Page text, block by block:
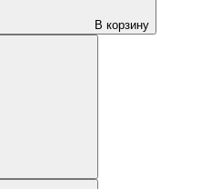
В корзину